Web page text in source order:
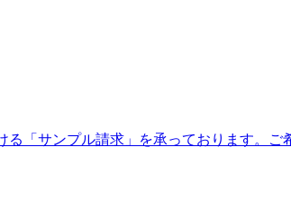
「サンプル請求」を承っております。ご